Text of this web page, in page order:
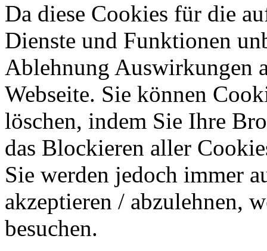
Da diese Cookies für die
Dienste und Funktionen
Ablehnung Auswirkungen
Webseite. Sie können
löschen, indem Sie Ihre
das Blockieren aller
Sie werden jedoch immer
akzeptieren / abzulehnen,
besuchen.